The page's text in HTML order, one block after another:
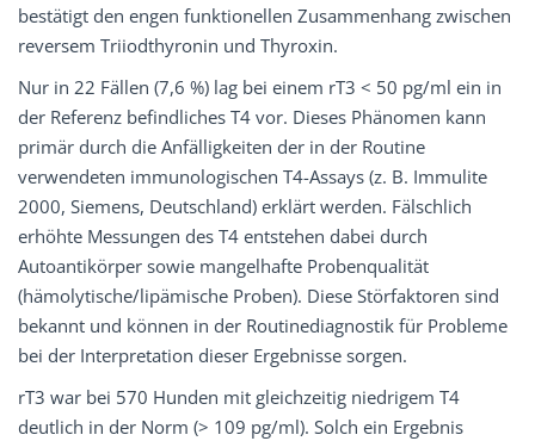
bestätigt den engen funktionellen Zusammenhang zwischen
reversem Triiodthyronin und Thyroxin.
Nur in 22 Fällen (7,6 %) lag bei einem rT3 < 50 pg/ml ein in
der Referenz befindliches T4 vor. Dieses Phänomen kann
primär durch die Anfälligkeiten der in der Routine
verwendeten immunologischen T4-Assays (z. B. Immulite
2000, Siemens, Deutschland) erklärt werden. Fälschlich
erhöhte Messungen des T4 entstehen dabei durch
Autoantikörper sowie mangelhafte Probenqualität
(hämolytische/lipämische Proben). Diese Störfaktoren sind
bekannt und können in der Routinediagnostik für Probleme
bei der Interpretation dieser Ergebnisse sorgen.
rT3 war bei 570 Hunden mit gleichzeitig niedrigem T4
deutlich in der Norm (> 109 pg/ml). Solch ein Ergebnis